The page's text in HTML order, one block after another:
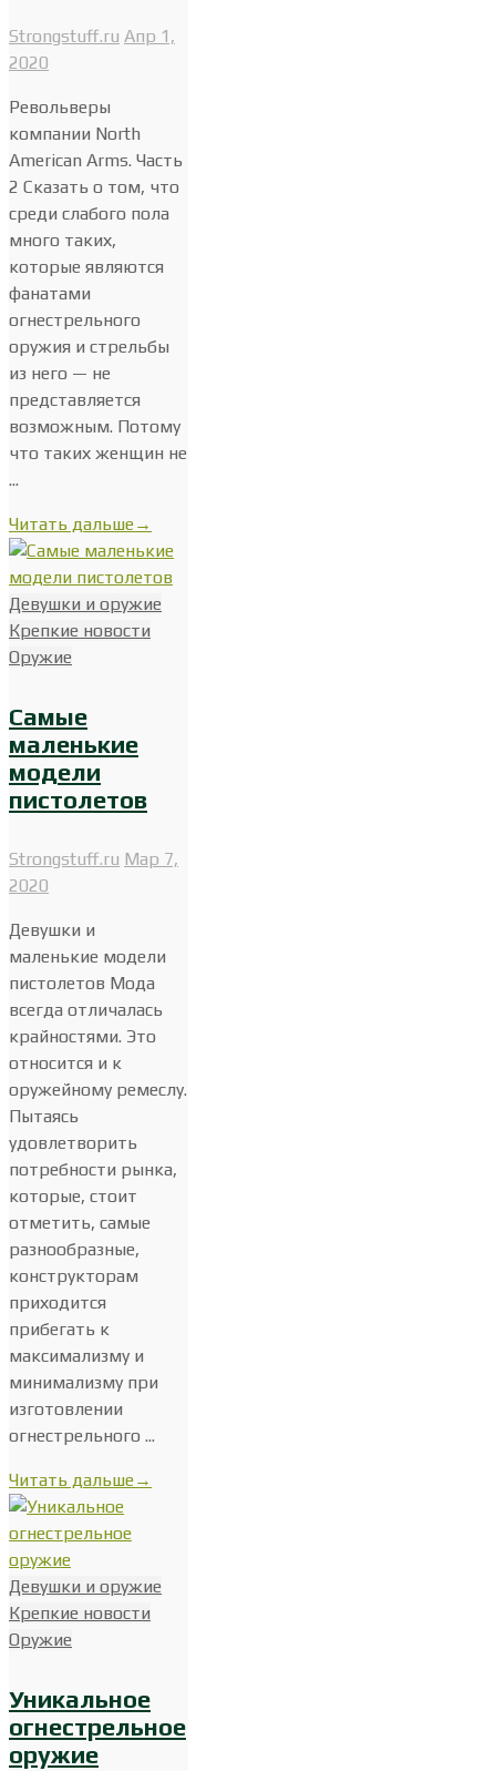
Strongstuff.ru Апр 1,
2020
Револьверы
компании North
American Arms. Часть
2 Сказать о том, что
среди слабого пола
много таких,
которые являются
фанатами
огнестрельного
оружия и стрельбы
из него — не
представляется
возможным. Потому
что таких женщин не
...
Читать дальше→
Девушки и оружие
Крепкие новости
Оружие
Самые
маленькие
модели
пистолетов
Strongstuff.ru Мар 7,
2020
Девушки и
маленькие модели
пистолетов Мода
всегда отличалась
крайностями. Это
относится и к
оружейному ремеслу.
Пытаясь
удовлетворить
потребности рынка,
которые, стоит
отметить, самые
разнообразные,
конструкторам
приходится
прибегать к
максимализму и
минимализму при
изготовлении
огнестрельного ...
Читать дальше→
Девушки и оружие
Крепкие новости
Оружие
Уникальное
огнестрельное
оружие